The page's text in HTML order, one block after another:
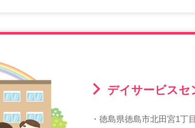
デイサービス
・徳島県徳島市北田宮1丁